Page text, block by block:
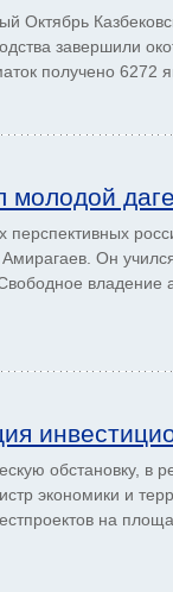
Октябрь
завершили
получено 6272
Он
обстановку, в
экономики и
на